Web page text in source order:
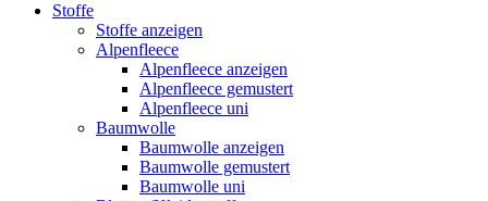
Stoffe
Stoffe anzeigen
Alpenfleece
Alpenfleece anzeigen
Alpenfleece gemustert
Alpenfleece uni
Baumwolle
Baumwolle anzeigen
Baumwolle gemustert
Baumwolle uni